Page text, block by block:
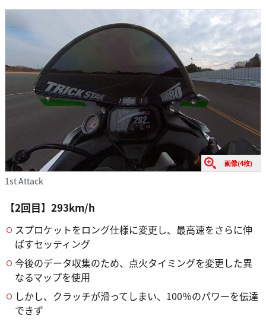
画像(4枚)
1st Attack
【2回目】293km/h
スプロケットをロング仕様に変更し、最高速をさらに伸
ばすセッティング
今後のデータ収集のため、点火タイミングを変更した異
なるマップを使用
しかし、クラッチが滑ってしまい、100％のパワーを伝達
できず